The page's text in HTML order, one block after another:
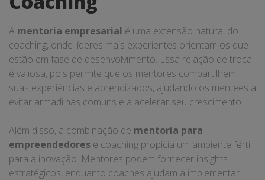
A mentoria empresarial é uma extensão natural do
coaching, onde líderes mais experientes orientam os que
estão em fase de desenvolvimento. Essa relação de troca
é valiosa, pois permite que os mentores compartilhem
suas experiências e aprendizados, ajudando os mentees a
evitar armadilhas comuns e a acelerar seu crescimento.
Além disso, a combinação de mentoria para
empreendedores e coaching propicia um ambiente fértil
para a inovação. Mentores podem fornecer insights
estratégicos, enquanto coaches ajudam a implementar